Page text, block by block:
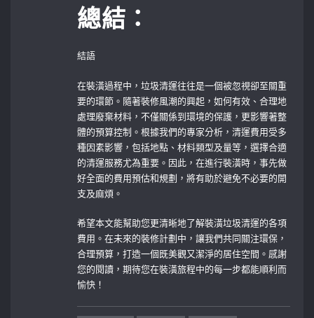
總結：
結語
在裝潢過程中，垃圾清運往往是一個被忽視卻至關重
要的環節。隨著裝修風潮的興起，如何有效、合理地
處理廢棄材料，不僅關係到環境的保護，更影響著整
體的預算控制。根據我們的專家分析，清運費用受多
種因素影響，包括地點、材料類型及量等，選擇合適
的清運服務尤為重要。因此，在進行裝潢時，事先做
好全面的費用預估和規劃，將有助於避免不必要的開
支及麻煩。
希望本文能幫助您更清晰地了解裝潢垃圾清運的各項
費用。在未來的裝修計劃中，讓我們共同關注環保，
合理預算，打造一個既美觀又潔淨的居住空間。感謝
您的閱讀，期待您在裝潢旅程中的每一步都能順利而
愉快！